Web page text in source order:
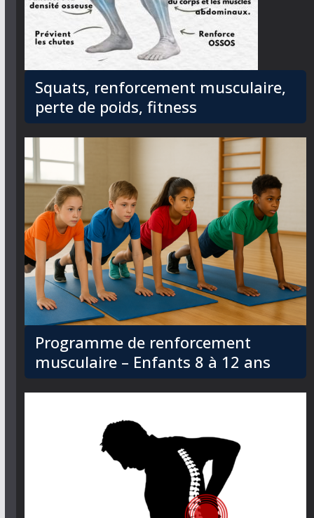
Squats, renforcement musculaire,
perte de poids, fitness
Programme de renforcement
musculaire – Enfants 8 à 12 ans